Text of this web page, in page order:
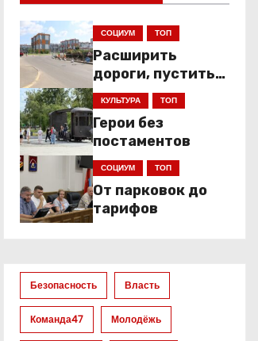
СОЦИУМ ТОП
Расширить
дороги, пустить
низкопольники
КУЛЬТУРА ТОП
Герои без
постаментов
СОЦИУМ ТОП
От парковок до
тарифов
Безопасность Власть
Команда47 Молодёжь